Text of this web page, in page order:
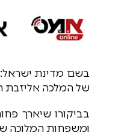
בשם מדינת ישראל:
של המלכה אליזבת
בביקורו שיארך
ומשפחות המלוכה